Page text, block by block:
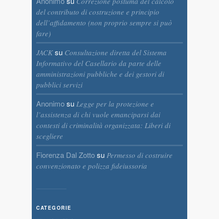
del contributo di costruzione e principio
dell’affidamento (non proprio sempre si può
fare)
JACKsu Consultazione diretta del Sistema
Informativo del Casellario da parte delle
amministrazioni pubbliche e dei gestori di
pubblici servizi
Anonimosu Legge per la protezione e
l’assistenza di chi vuole emanciparsi dai
contesti di criminalità organizzata: Liberi di
scegliere
Fiorenza Dal Zottosu Permesso di costruire
convenzionato e polizza fideiussoria
CATEGORIE